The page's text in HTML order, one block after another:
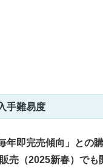
手難易度
年即完売傾向」との
売（2025新春）でも